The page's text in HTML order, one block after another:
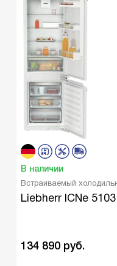
В наличии
Встраиваемый
Liebherr ICNe 5103
134 890 руб.